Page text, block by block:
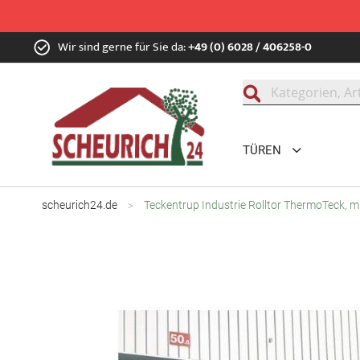
Zum
Inhalt Wir sind gerne für Sie da:+49 (0) 6028 / 406258-0
TÜREN
scheurich24.de Teckentrup Industrie Rolltor ThermoTeck,